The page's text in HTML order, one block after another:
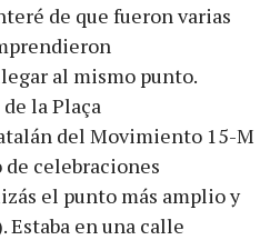
de que fueron varias
al mismo punto.
la Plaça
del Movimiento 15-M
de celebraciones
el punto más amplio y
en una calle